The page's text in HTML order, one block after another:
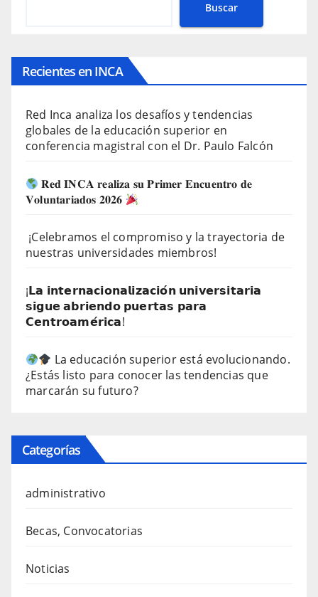
Buscar
Recientes en INCA
Red Inca analiza los desafíos y tendencias
globales de la educación superior en
conferencia magistral con el Dr. Paulo Falcón
𝐑𝐞𝐝 𝐈𝐍𝐂𝐀 𝐫𝐞𝐚𝐥𝐢𝐳𝐚 𝐬𝐮 𝐏𝐫𝐢𝐦𝐞𝐫 𝐄𝐧𝐜𝐮𝐞𝐧𝐭𝐫𝐨 𝐝𝐞
𝐕𝐨𝐥𝐮𝐧𝐭𝐚𝐫𝐢𝐚𝐝𝐨𝐬 𝟐𝟎𝟐𝟔
¡Celebramos el compromiso y la trayectoria de
nuestras universidades miembros!
¡𝗟𝗮 𝗶𝗻𝘁𝗲𝗿𝗻𝗮𝗰𝗶𝗼𝗻𝗮𝗹𝗶𝘇𝗮𝗰𝗶𝗼́𝗻 𝘂𝗻𝗶𝘃𝗲𝗿𝘀𝗶𝘁𝗮𝗿𝗶𝗮
𝘀𝗶𝗴𝘂𝗲 𝗮𝗯𝗿𝗶𝗲𝗻𝗱𝗼 𝗽𝘂𝗲𝗿𝘁𝗮𝘀 𝗽𝗮𝗿𝗮
𝗖𝗲𝗻𝘁𝗿𝗼𝗮𝗺𝗲́𝗿𝗶𝗰𝗮!
La educación superior está evolucionando.
¿Estás listo para conocer las tendencias que
marcarán su futuro?
Categorías
administrativo
Becas, Convocatorias
Noticias